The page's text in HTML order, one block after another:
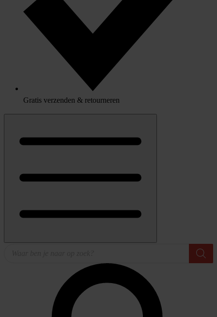
Gratis verzenden & retourneren